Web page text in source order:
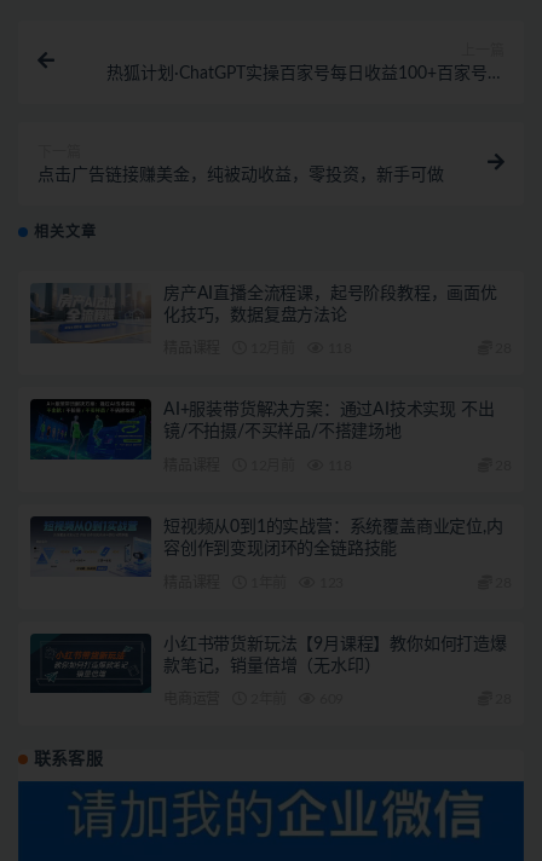
热狐计划·ChatGPT实操百家号每日收益100+百家号最
点击广告链接赚美金，纯被动收益，零投资，新手可做
相关文章
房产AI直播全流程课，起号阶段教程，画面优
化技巧，数据复盘方法论
AI+服装带货解决方案：通过AI技术实现 不出
镜/不拍摄/不买样品/不搭建场地
短视频从0到1的实战营：系统覆盖商业定位,内
容创作到变现闭环的全链路技能
小红书带货新玩法【9月课程】教你如何打造爆
款笔记，销量倍增（无水印）
联系客服